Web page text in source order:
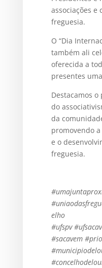
associações e
freguesia.
O “Dia
também ali
oferecida a
presentes
Destacamos
do
da
promovendo
e o
freguesia.
elho
#ufspv
#sacavem